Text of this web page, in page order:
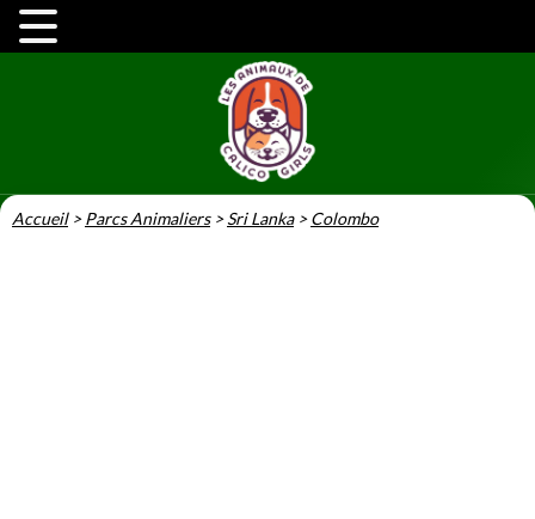
Accueil>Parcs Animaliers>Sri Lanka>Colombo